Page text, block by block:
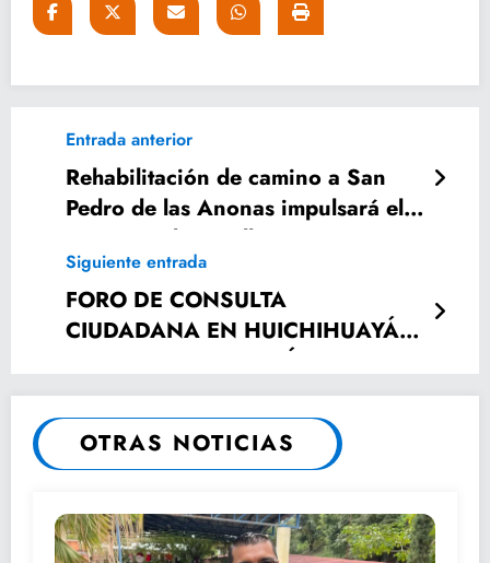
Entrada anterior
Rehabilitación de camino a San
Pedro de las Anonas impulsará el
turismo y desarrollo económico
Siguiente entrada
FORO DE CONSULTA
CIUDADANA EN HUICHIHUAYÁN
PROMUEVE INCLUSIÓN PARA
PERSONAS CON DISCAPACIDAD
OTRAS NOTICIAS